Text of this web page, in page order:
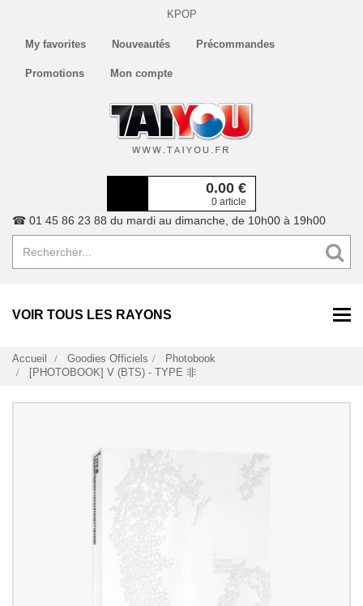
KPOP
My favorites Nouveautés Précommandes
Promotions Mon compte
0.00 €
0 article
☎ 01 45 86 23 88 du mardi au dimanche, de 10h00 à 19h00
VOIR TOUS LES RAYONS
Accueil Goodies Officiels
Photobook
[PHOTOBOOK] V (BTS) - TYPE 非